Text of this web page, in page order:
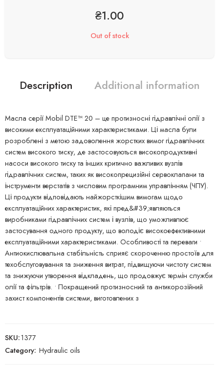
₴1.00
Out of stock
Description Additional information
Масла серії Mobil DTE™ 20 – це протизносні гідравлічні олії з
високими експлуатаційними характеристиками. Ці масла були
розроблені з метою задоволення жорстких вимог гідравлічних
систем високого тиску, де застосовуються високопродуктивні
насоси високого тиску та інших критично важливих вузлів
гідравлічних систем, таких як високопрецизійні сервоклапани та
інструменти верстатів з числовим програмним управлінням (ЧПУ).
Ці продукти відповідають найжорсткішим вимогам щодо
експлуатаційних характеристик, які пред&#39;являються
виробниками гідравлічних систем і вузлів, що уможливлює
застосування одного продукту, що володіє високоефективними
експлуатаційними характеристиками. Особливості та переваги •
Антиокислювальна стабільність сприяє скороченню простоїв для
техобслуговування та зниження витрат, підвищуючи чистоту систем
та знижуючи утворення відкладень, що продовжує термін служби
олії та фільтрів. • Покращений протизносний та антикорозійний
захист компонентів системи, виготовлених з
SKU:1377
Category: Hydraulic oils